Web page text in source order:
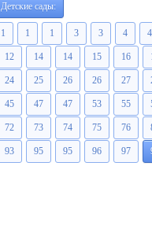
Детские сады:
1 1 1 3 3 4 4
12 14 14 15 16
24 25 26 26 27
45 47 47 53 55
72 73 74 75 76
93 95 95 96 97